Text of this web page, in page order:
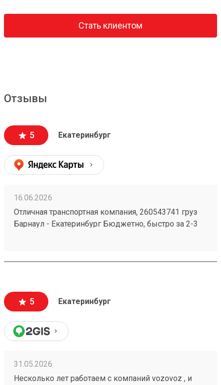
Стать клиентом
Отзывы
5 Екатеринбург
16.06.2026
Отличная транспортная компания, 260543741 груз
Барнаул - Екатеринбург Бюджетно, быстро за 2-3
плохого и неприятного момента не могу вспомнить.
5 Екатеринбург
31.05.2026
Несколько лет работаем с компаний vozovoz , и